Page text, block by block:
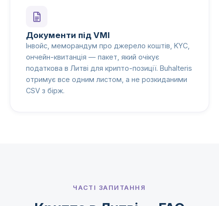
Документи під VMI
Інвойс, меморандум про джерело коштів, KYC,
ончейн-квитанція — пакет, який очікує
податкова в Литві для крипто-позиції. Buhalteris
отримує все одним листом, а не розкиданими
CSV з бірж.
ЧАСТІ ЗАПИТАННЯ